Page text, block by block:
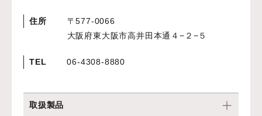
住所
〒577-0066
大阪府東大阪市高井田本通４−２−５
TEL 06-4308-8880
取扱製品